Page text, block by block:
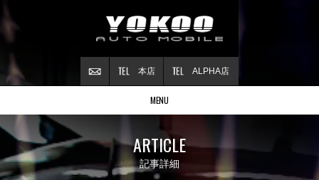
ALPHA店
本店
MENU
Stock list
在庫情報
Contract
ご成約情報
ARTICLE
記事詳細